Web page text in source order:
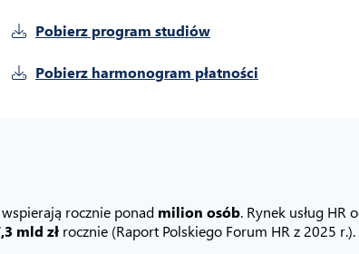
Pobierz program studiów
Pobierz harmonogram płatności
rocznie ponad milion osób. Rynek usług HR
mld zł rocznie (Raport Polskiego Forum HR z 2025 r.).